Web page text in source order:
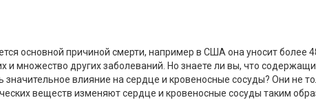
основной причиной смерти, например в США она уносит более
множество других заболеваний. Но знаете ли вы, что
влияние на сердце и кровеносные сосуды? Они не
веществ изменяют сердце и кровеносные сосуды таким